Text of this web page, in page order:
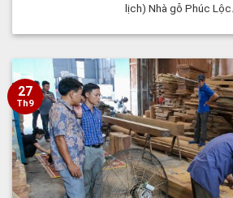
lịch) Nhà gỗ Phúc
27
Th9